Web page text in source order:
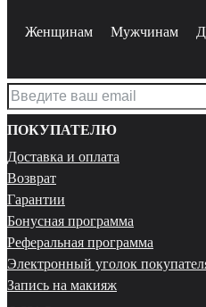
Женщинам Мужчинам
ПОКУПАТЕЛЮ
Доставка и оплата
Возврат
Гарантии
Бонусная программа
Реферальная программа
Электронный уголок
Запись на макияж